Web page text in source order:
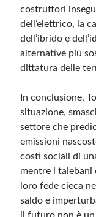
costruttori
dell’elettrico, la
dell’ibrido e
alternative più
dittatura delle
In conclusione,
situazione,
settore che
emissioni
costi sociali di
mentre i talebani
loro fede cieca
saldo e